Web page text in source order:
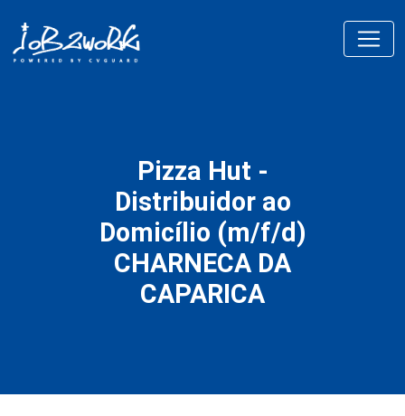
Pizza Hut -
Distribuidor ao
Domicílio (m/f/d)
CHARNECA DA
CAPARICA